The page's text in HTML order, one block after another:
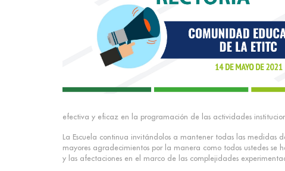
efectiva y eficaz en la programación de las actividades
La Escuela continua invitándolos a mantener todas las medidas
mayores agradecimientos por la manera como todos ustedes
y las afectaciones en el marco de las complejidades